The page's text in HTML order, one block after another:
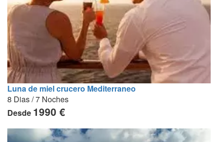
Luna de miel crucero Mediterraneo
8 Dias / 7 Noches
Desde 1990 €